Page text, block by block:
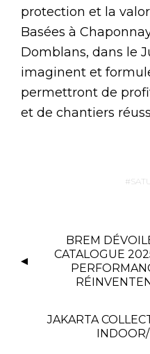
protection et la
Basées à
Domblans, dans le
imaginent et
permettront de
et de chantiers
BREM
CATALOGUE
JAKARTA